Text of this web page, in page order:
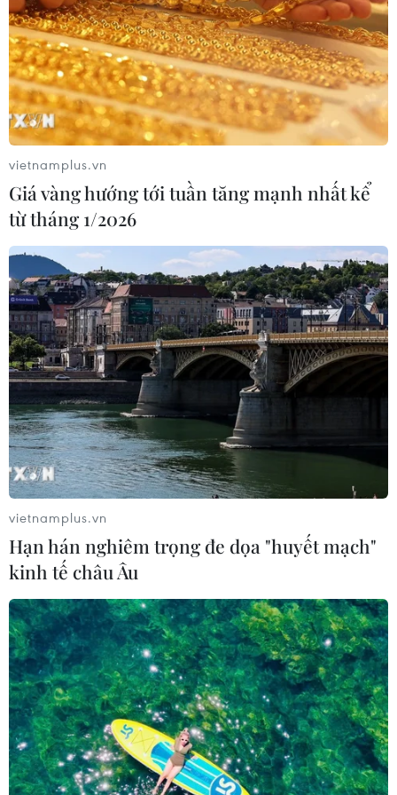
Nhìn lại vụ “bán chui” cổ phiếu
FLC và Tân Hoàng Minh bỏ cọc
17/01/2022 13:15
Việc ông Trịnh Văn Quyết bán chui số lượng lớn cổ
phiếu FLC và việc Tập đoàn Tân Hoàng Minh xin bỏ cọc
lô đất ở Thủ Thiêm thực sự gây ra sự rung lắc đối với thị
trường chứng khoán và bất động sản.
Sau Tân Hoàng Minh, thêm một doanh
vietnamplus.vn
Giá vàng hướng tới tuần tăng mạnh nhất kể
từ tháng 1/2026
vietnamplus.vn
Hạn hán nghiêm trọng đe dọa "huyết mạch"
kinh tế châu Âu